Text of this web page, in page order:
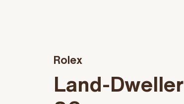
Rolex
Land-Dweller